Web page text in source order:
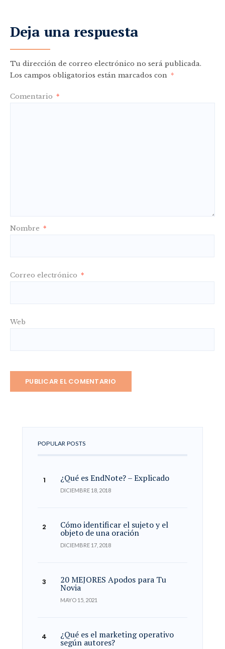
Deja una respuesta
Tu dirección de correo electrónico no será publicada.
Los campos obligatorios están marcados con *
Comentario *
Nombre *
Correo electrónico *
Web
POPULAR POSTS
¿Qué es EndNote? – Explicado
DICIEMBRE 18, 2018
Cómo identificar el sujeto y el
objeto de una oración
DICIEMBRE 17, 2018
20 MEJORES Apodos para Tu
Novia
MAYO 15, 2021
¿Qué es el marketing operativo
según autores?